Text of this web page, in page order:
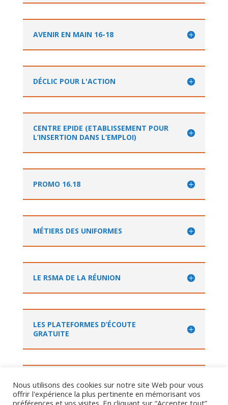
AVENIR EN MAIN 16-18
DÉCLIC POUR L'ACTION
CENTRE EPIDE (ETABLISSEMENT POUR
L’INSERTION DANS L’EMPLOI)
PROMO 16.18
MÉTIERS DES UNIFORMES
LE RSMA DE LA RÉUNION
LES PLATEFORMES D’ÉCOUTE
GRATUITE
DISPOSITIFS DES MISSIONS LOCALES
Nous utilisons des cookies sur notre site Web pour vous
offrir l'expérience la plus pertinente en mémorisant vos
préférences et vos visites. En cliquant sur “Accepter tout”,